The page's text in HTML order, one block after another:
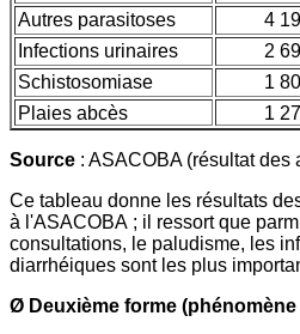
Autres parasitoses
4
Infections urinaires
2
Schistosomiase
1
Plaies abcès
1
Source : ASACOBA (résultat des
Ce tableau donne les résultats
à l'ASACOBA ; il ressort que
consultations, le paludisme, les
diarrhéiques sont les plus
Ø Deuxième forme